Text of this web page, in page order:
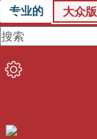
专业的 大众版